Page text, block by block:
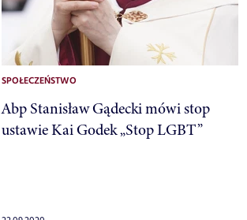
SPOŁECZEŃSTWO
Abp Stanisław Gądecki mówi stop
ustawie Kai Godek „Stop LGBT”